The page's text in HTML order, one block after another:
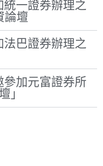
一證券辦理之
論壇
巴證券辦理之
加元富證券所
」